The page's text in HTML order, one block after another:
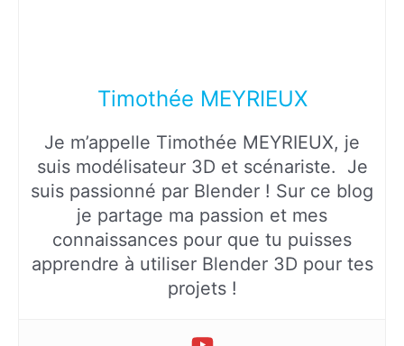
Timothée MEYRIEUX
Je m’appelle Timothée MEYRIEUX, je
suis modélisateur 3D et scénariste. Je
suis passionné par Blender ! Sur ce blog
je partage ma passion et mes
connaissances pour que tu puisses
apprendre à utiliser Blender 3D pour tes
projets !